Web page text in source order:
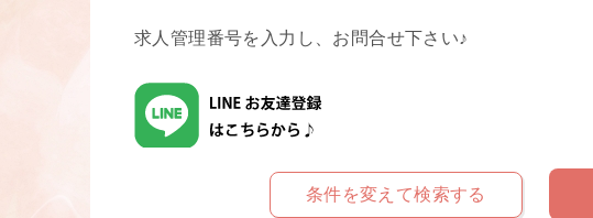
求人管理番号を入力し、お問合せ下さい♪
条件を変えて検索する